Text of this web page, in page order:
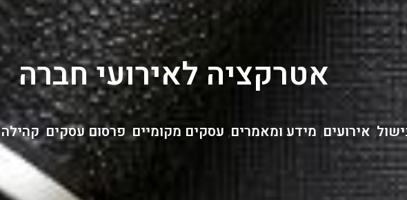
אטרקציה לאירועי חברה
, אירועים, מידע ומאמרים, עסקים מקומיים, פרסום עסקים, קהילה